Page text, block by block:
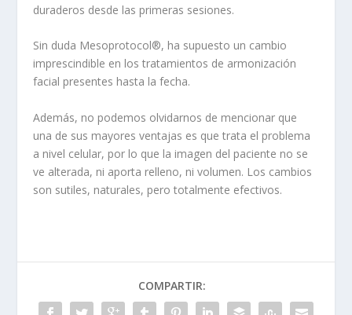
duraderos desde las primeras sesiones.
Sin duda Mesoprotocol®, ha supuesto un cambio
imprescindible en los tratamientos de armonización
facial presentes hasta la fecha.
Además, no podemos olvidarnos de mencionar que
una de sus mayores ventajas es que trata el problema
a nivel celular, por lo que la imagen del paciente no se
ve alterada, ni aporta relleno, ni volumen. Los cambios
son sutiles, naturales, pero totalmente efectivos.
COMPARTIR: